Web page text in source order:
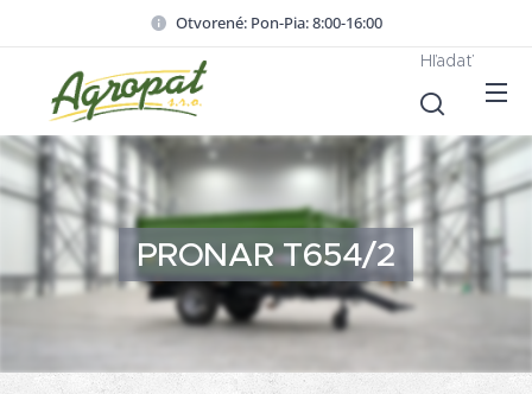
Otvorené: Pon-Pia: 8:00-16:00
Hľadať
PRONAR T654/2